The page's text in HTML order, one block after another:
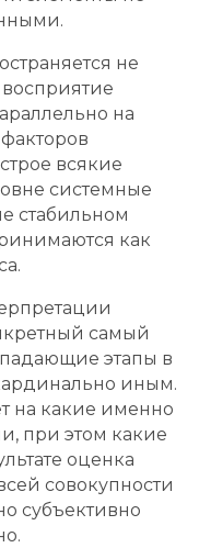
не
на
всякие
системные
стабильном
как
самый
этапы в
иным.
на какие именно
при этом какие
оценка
совокупности
субъективно